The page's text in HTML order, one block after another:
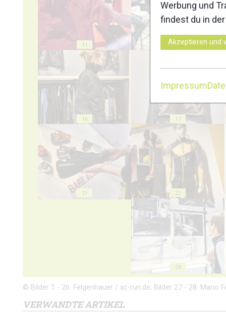
11 12
16 17
21 22
26
© Bilder 1 - 26: Felgenhauer / xc-run.de; Bilder 27 - 28: Mario
VERWANDTE ARTIKEL
Werbung und
findest du in der
Akzeptieren und
Impressum